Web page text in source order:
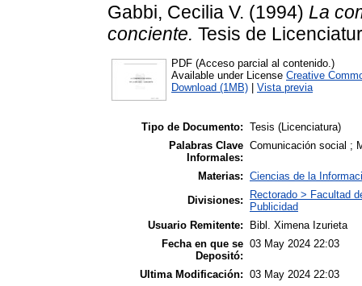
Gabbi, Cecilia V. (1994) La
conciente. Tesis de
PDF (Acceso parcial al contenido.)
Available under License Creative
Download (1MB)
Vista previa
Tipo de Documento: Tesis (Licenciatura)
Palabras Clave
Informales:
Comunicación social ;
Materias: Ciencias de la
Divisiones:
Rectorado > Facultad
Publicidad
Usuario Remitente:
Bibl. Ximena Izurieta
Fecha en que se
Depositó:
03 May 2024 22:03
Ultima Modificación: 03 May 2024 22:03